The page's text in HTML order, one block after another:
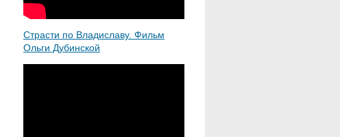
Страсти по Владиславу. Фильм
Ольги Дубинской